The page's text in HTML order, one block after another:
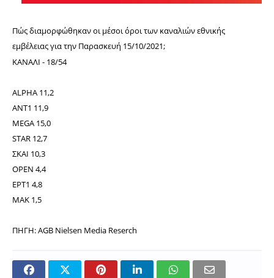
Πώς διαμορφώθηκαν οι μέσοι όροι των καναλιών εθνικής
εμβέλειας για την Παρασκευή 15/10/2021;
ΚΑΝΑΛΙ - 18/54
ALPHA 11,2
ANT1 11,9
MEGA 15,0
STAR 12,7
ΣΚΑΙ 10,3
ΟPEN 4,4
ΕΡΤ1 4,8
ΜΑΚ 1,5
ΠΗΓΗ: AGB Nielsen Media Reserch